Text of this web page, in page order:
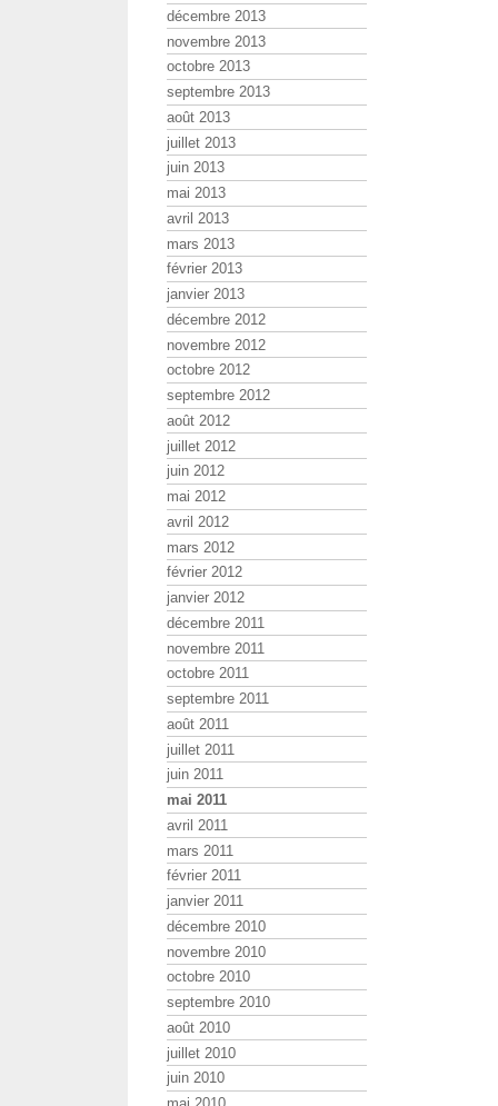
décembre 2013
novembre 2013
octobre 2013
septembre 2013
août 2013
juillet 2013
juin 2013
mai 2013
avril 2013
mars 2013
février 2013
janvier 2013
décembre 2012
novembre 2012
octobre 2012
septembre 2012
août 2012
juillet 2012
juin 2012
mai 2012
avril 2012
mars 2012
février 2012
janvier 2012
décembre 2011
novembre 2011
octobre 2011
septembre 2011
août 2011
juillet 2011
juin 2011
mai 2011
avril 2011
mars 2011
février 2011
janvier 2011
décembre 2010
novembre 2010
octobre 2010
septembre 2010
août 2010
juillet 2010
juin 2010